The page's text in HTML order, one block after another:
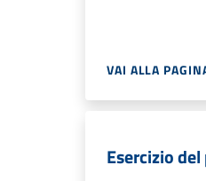
VAI ALLA
Esercizio